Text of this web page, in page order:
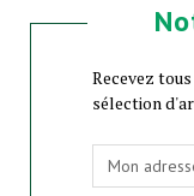
Recevez
sélection